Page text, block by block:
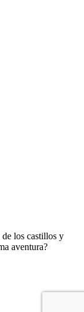
de los castillos y
aventura?